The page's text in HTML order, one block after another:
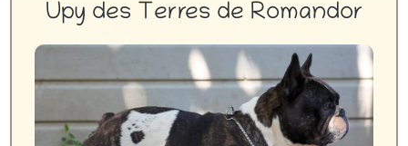
Upy des Terres de Romandor